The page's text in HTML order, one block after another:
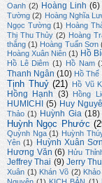
Oanh (2) Hoàng Linh (6)
Tường (2) Hoàng Nghĩa
Ngọc Tường (1) Hoàng
Thị Thu Thủy (2) Hoàng
thắng (1) Hoàng Tuấn Sơn
Hoàng Xuân Niên (1) Hồ
Hồ Lê Diêm (1) Hồ Nam
Thanh Ngân (10) Hồ Thế
Tịnh Thuỷ (21) Hồ Vũ
Hồng Hạnh (3) Hồng
HUMICHI (5) Huy
Thảo (1) Huỳnh Gia (18)
Huỳnh Ngọc Phước
Quỳnh Nga (1) Huỳnh
Yên (1) Huỳnh Xuân Sơn
Hương Văn (6) Hửu
Jeffrey Thai (9) Jerry
Xuân (1) Khán Võ (2)